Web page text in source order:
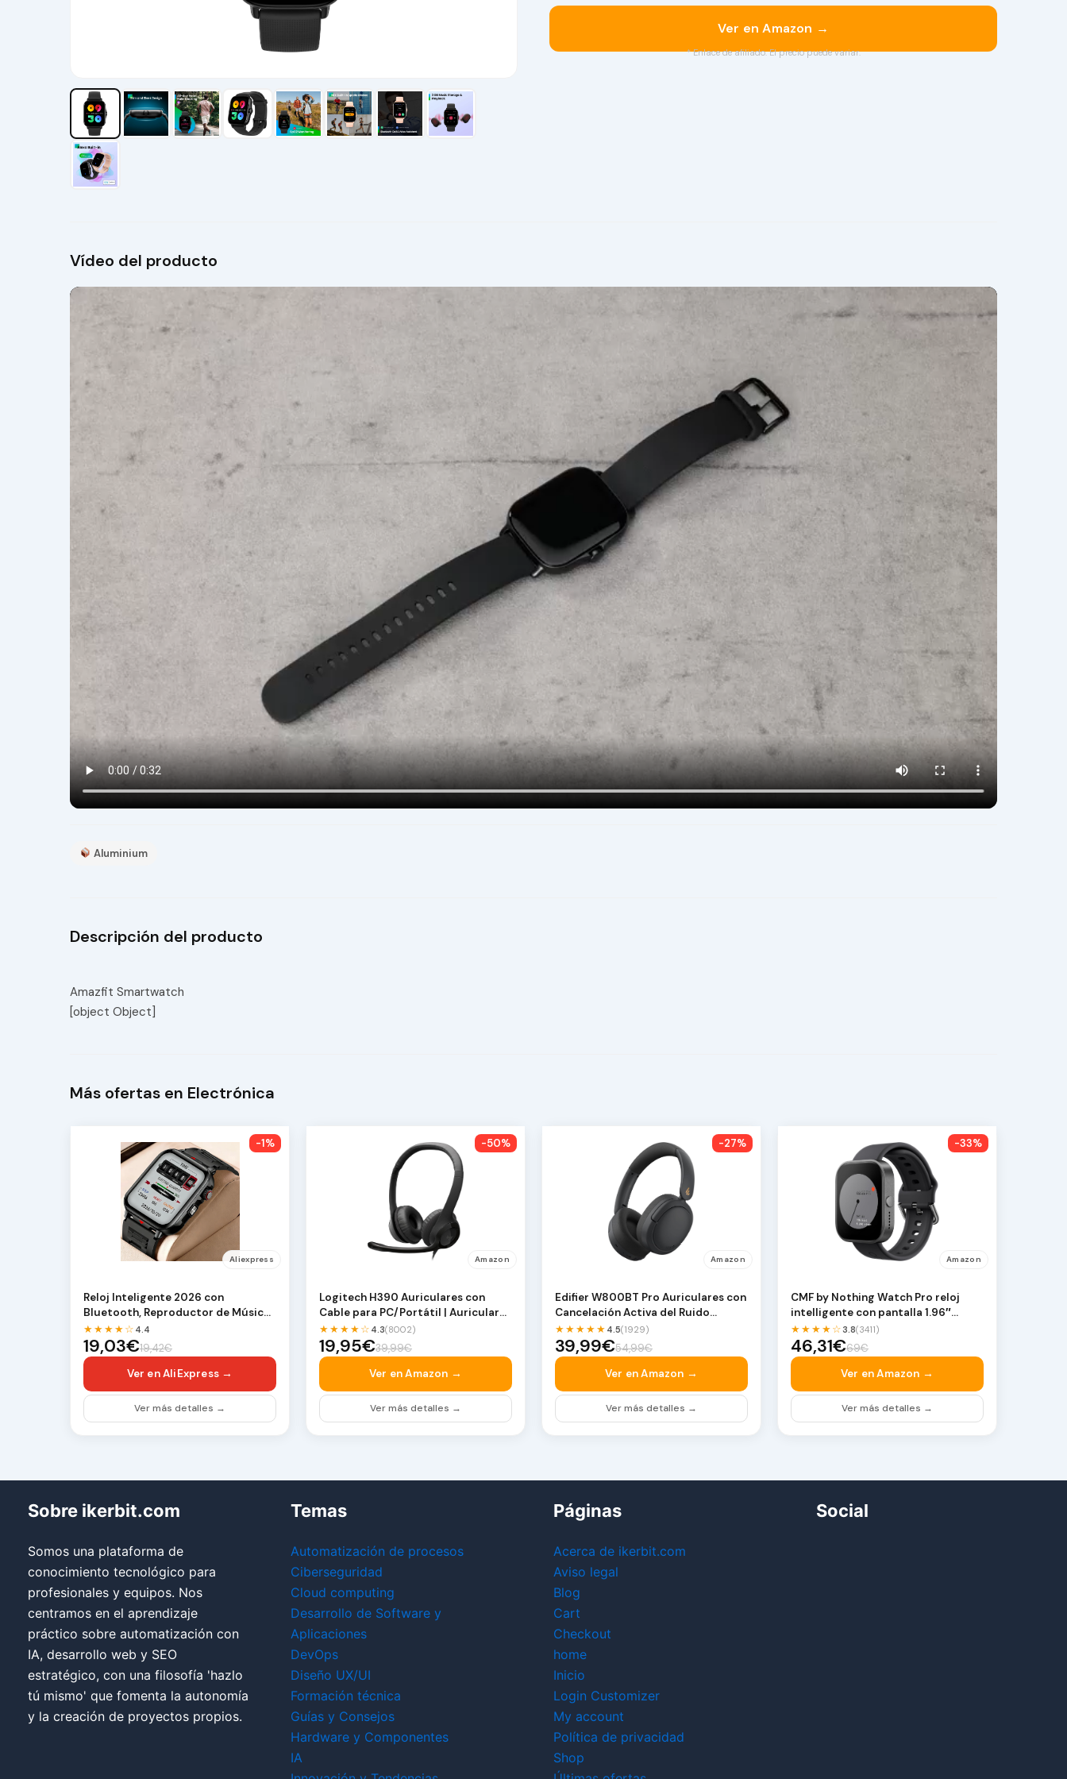
Ver en Amazon →
* Enlace de afiliado. El precio puede variar.
Vídeo del producto
Aluminium
Descripción del producto
Amazfit Smartwatch
[object Object]
Más ofertas en Electrónica
-1%
Aliexpress
Reloj Inteligente 2026 con
Bluetooth, Reproductor de Música,
Reloj Deportivo Di…
★★★★☆ 4.4
19,03€19,42€
Ver en AliExpress →
Ver más detalles →
-50%
Amazon
Logitech H390 Auriculares con
Cable para PC/Portátil | Auriculares
estéreo con …
★★★★☆ 4.3(8002)
19,95€39,99€
Ver en Amazon →
Ver más detalles →
-27%
Amazon
Edifier W800BT Pro Auriculares con
Cancelación Activa del Ruido
Híbridos, Bluet…
★★★★★ 4.5(1929)
39,99€54,99€
Ver en Amazon →
Ver más detalles →
-33%
Amazon
CMF by Nothing Watch Pro reloj
intelligente con pantalla 1.96″
AMOLED, me…
★★★★☆3.8(3411)
46,31€69€
Ver en Amazon →
Ver más detalles →
Sobre ikerbit.com
Somos una plataforma de
conocimiento tecnológico para
profesionales y equipos. Nos
centramos en el aprendizaje
práctico sobre automatización con
IA, desarrollo web y SEO
estratégico, con una filosofía 'hazlo
tú mismo' que fomenta la autonomía
y la creación de proyectos propios.
Temas
Automatización de procesos
Ciberseguridad
Cloud computing
Desarrollo de Software y
Aplicaciones
DevOps
Diseño UX/UI
Formación técnica
Guías y Consejos
Hardware y Componentes
IA
Páginas
Acerca de ikerbit.com
Aviso legal
Blog
Cart
Checkout
home
Inicio
Login Customizer
My account
Política de privacidad
Shop
Social